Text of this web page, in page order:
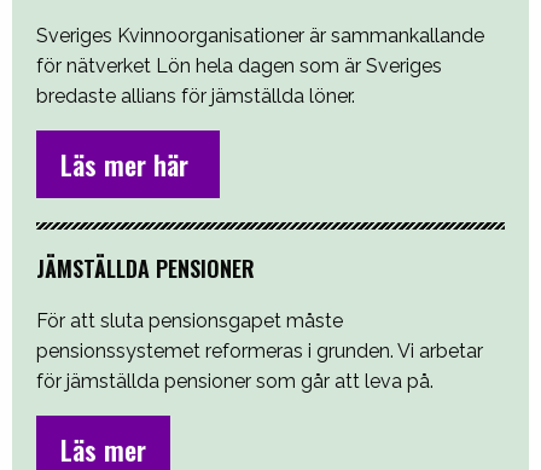
Sveriges Kvinnoorganisationer är sammankallande
för nätverket Lön hela dagen som är Sveriges
bredaste allians för jämställda löner.
Läs mer här
JÄMSTÄLLDA PENSIONER
För att sluta pensionsgapet måste
pensionssystemet reformeras i grunden. Vi arbetar
för jämställda pensioner som går att leva på.
Läs mer